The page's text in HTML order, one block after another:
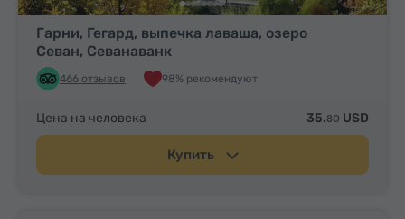
Гарни, Гегард, выпечка лаваша, озеро
Севан, Севанаванк
466 отзывов 98% рекомендуют
Цена на человека 35.80 USD
Купить